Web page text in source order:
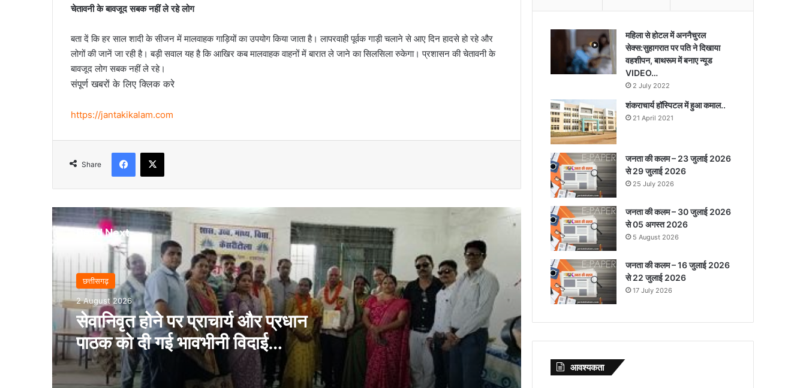
चेतावनी के बावजूद सबक नहीं ले रहे लोग
बता दें कि हर साल शादी के सीजन में मालवाहक गाड़ियों का उपयोग किया जाता है। लापरवाही पूर्वक गाड़ी चलाने से आए दिन हादसे हो रहे और
लोगों की जानें जा रही है। बड़ी सवाल यह है कि आखिर कब मालवाहक वाहनों में बारात ले जाने का सिलसिला रुकेगा। प्रशासन की चेतावनी के
बावजूद लोग सबक नहीं ले रहे।
संपूर्ण खबरों के लिए क्लिक करे
https://jantakikalam.com
Share
Facebook
X
Read Next
छत्तीसगढ़
2 August 2026
सेवानिवृत होने पर प्राचार्य और प्रधान
पाठक को दी गई भावभीनी विदाई…
स्रोत हैं – विधायक ललित चंद्राकर…
फोकस, उद्योग चैंबर के प्रतिनिधिमंडल से की अहम
भिलाई इस्पात संयंत्र द्वारा दुर्ग जिले के गोढ़ी एवं
खोपली गांवों में निःशुल्क चिकित्सा शिविर आयोजित…
बीएसपी की माइन सेफ्टी मैनेजमेंट प्लान कार्यशाला का
शुभारंभ, खदानों में सुरक्षा संस्कृति को मिलेगा नया
आयाम…
CM विष्णुदेव साय अमलीपदर रथयात्रा में हुए
शामिल, बाल्टीजोर नाले पर पुल का ऐलान; महतारी
वंदन और बिजली बिल योजना पर भी दी बड़ी
सौगात…
महिला से होटल में अननैचुरल
सेक्स:सुहागरात पर पति ने दिखाया
वहशीपन, बाथरूम में बनाए न्यूड
VIDEO…
2 July 2022
शंकराचार्य हॉस्पिटल में हुआ कमाल..
21 April 2021
जनता की कलम – 23 जुलाई 2026
से 29 जुलाई 2026
25 July 2026
जनता की कलम – 30 जुलाई 2026
से 05 अगस्त 2026
5 August 2026
जनता की कलम – 16 जुलाई 2026
से 22 जुलाई 2026
17 July 2026
आवश्‍यकता